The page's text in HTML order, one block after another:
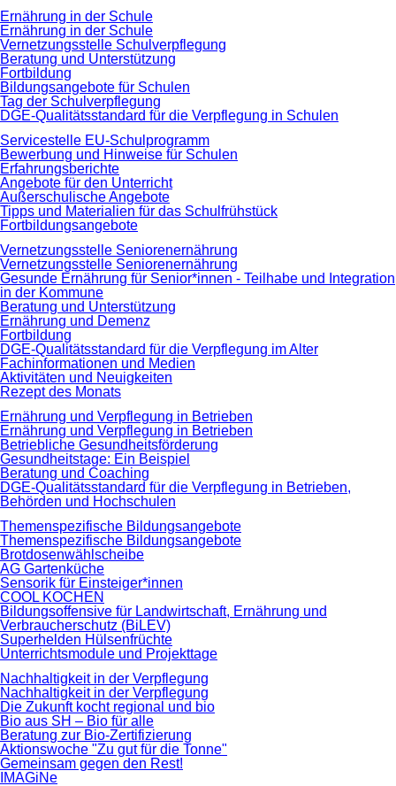
Ernährung in der Schule
Ernährung in der Schule
Vernetzungsstelle Schulverpflegung
Beratung und Unterstützung
Fortbildung
Bildungsangebote für Schulen
Tag der Schulverpflegung
DGE-Qualitätsstandard für die Verpflegung in Schulen
Servicestelle EU-Schulprogramm
Bewerbung und Hinweise für Schulen
Erfahrungsberichte
Angebote für den Unterricht
Außerschulische Angebote
Tipps und Materialien für das Schulfrühstück
Fortbildungsangebote
Vernetzungsstelle Seniorenernährung
Vernetzungsstelle Seniorenernährung
Gesunde Ernährung für Senior*innen - Teilhabe und Integration
in der Kommune
Beratung und Unterstützung
Ernährung und Demenz
Fortbildung
DGE-Qualitätsstandard für die Verpflegung im Alter
Fachinformationen und Medien
Aktivitäten und Neuigkeiten
Rezept des Monats
Ernährung und Verpflegung in Betrieben
Ernährung und Verpflegung in Betrieben
Betriebliche Gesundheitsförderung
Gesundheitstage: Ein Beispiel
Beratung und Coaching
DGE-Qualitätsstandard für die Verpflegung in Betrieben,
Behörden und Hochschulen
Themenspezifische Bildungsangebote
Themenspezifische Bildungsangebote
Brotdosenwählscheibe
AG Gartenküche
Sensorik für Einsteiger*innen
COOL KOCHEN
Bildungsoffensive für Landwirtschaft, Ernährung und
Verbraucherschutz (BiLEV)
Superhelden Hülsenfrüchte
Unterrichtsmodule und Projekttage
Nachhaltigkeit in der Verpflegung
Nachhaltigkeit in der Verpflegung
Die Zukunft kocht regional und bio
Bio aus SH – Bio für alle
Beratung zur Bio-Zertifizierung
Aktionswoche "Zu gut für die Tonne"
Gemeinsam gegen den Rest!
IMAGiNe